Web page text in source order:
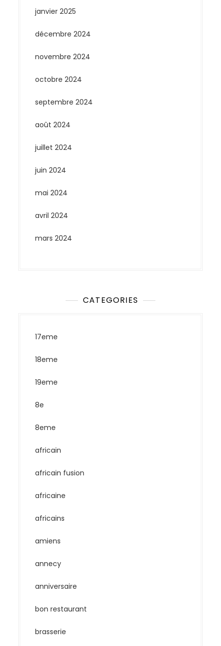
janvier 2025
décembre 2024
novembre 2024
octobre 2024
septembre 2024
août 2024
juillet 2024
juin 2024
mai 2024
avril 2024
mars 2024
CATEGORIES
17eme
18eme
19eme
8e
8eme
africain
africain fusion
africaine
africains
amiens
annecy
anniversaire
bon restaurant
brasserie